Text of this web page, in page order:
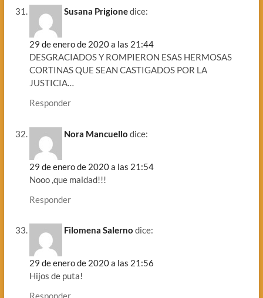
Susana Prigionedice:
29 de enero de 2020 a las 21:44
DESGRACIADOS Y ROMPIERON ESAS HERMOSAS
CORTINAS QUE SEAN CASTIGADOS POR LA
JUSTICIA…
Responder
Nora Mancuello dice:
29 de enero de 2020 a las 21:54
Nooo ,que maldad!!!
Responder
Filomena Salerno dice:
29 de enero de 2020 a las 21:56
Hijos de puta!
Responder